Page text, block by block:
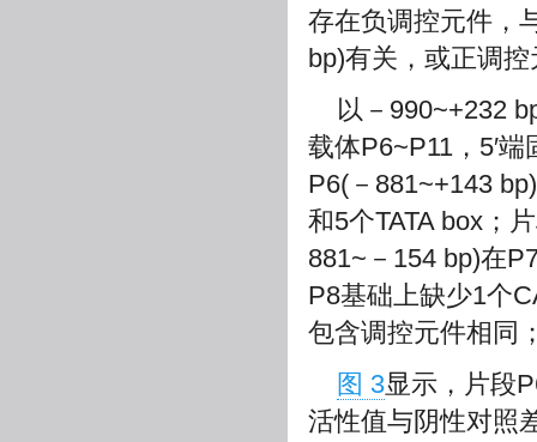
存在负调控元件，
bp)有关，或正调
以－990~+232
载体P6~P11，5′
P6(－881~+143
和5个TATA box；
881~－154 bp)在
P8基础上缺少1个
包含调控元件相同
图 3显示，片段
活性值与阴性对照